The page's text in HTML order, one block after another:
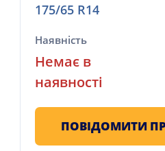
175/65 R14
Наявність
Немає в
наявності
ПОВІДОМИТИ